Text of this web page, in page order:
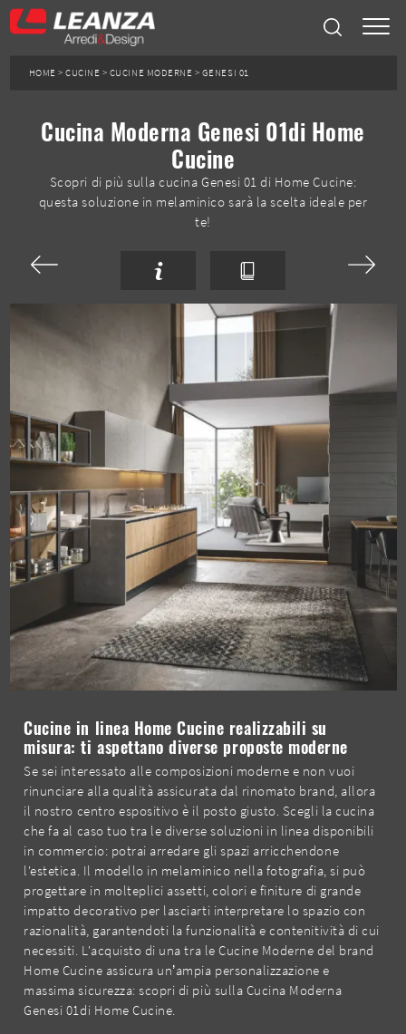
HOME >CUCINE > CUCINE MODERNE > GENESI 01
Cucina Moderna Genesi 01di Home
Cucine
Scopri di più sulla cucina Genesi 01 di Home Cucine:
questa soluzione in melaminico sarà la scelta ideale per
te!
Cucine in linea Home Cucine realizzabili su
misura: ti aspettano diverse proposte moderne
Se sei interessato alle composizioni moderne e non vuoi
rinunciare alla qualità assicurata dal rinomato brand, allora
il nostro centro espositivo è il posto giusto. Scegli la cucina
che fa al caso tuo tra le diverse soluzioni in linea disponibili
in commercio: potrai arredare gli spazi arricchendone
l'estetica. Il modello in melaminico nella fotografia, si può
progettare in molteplici assetti, colori e finiture di grande
impatto decorativo per lasciarti interpretare lo spazio con
razionalità, garantendoti la funzionalità e contenitività di cui
necessiti. L'acquisto di una tra le Cucine Moderne del brand
Home Cucine assicura un’ampia personalizzazione e
massima sicurezza: scopri di più sulla Cucina Moderna
Genesi 01di Home Cucine.